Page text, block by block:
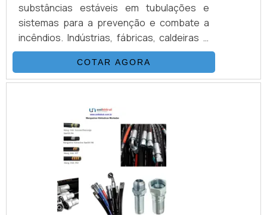
substâncias estáveis em tubulações e
sistemas para a prevenção e combate a
incêndios. Indústrias, fábricas, caldeiras e
outros locais utilizam as Válvulas para
conter a pressão excessiva de fluidos
nessas instalações. Com as Válvulas, as
funcionam corretamente, mantendo a
pressão sob controle nesses
equipamentos, ajudando na prevenção de
acidentes e danos que podem levar a sua
COTAR AGORA